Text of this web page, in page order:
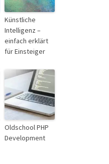
Künstliche
Intelligenz –
einfach erklärt
für Einsteiger
Oldschool PHP
Development